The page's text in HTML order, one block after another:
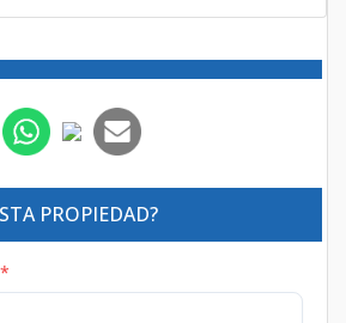
PROPIEDAD?
*